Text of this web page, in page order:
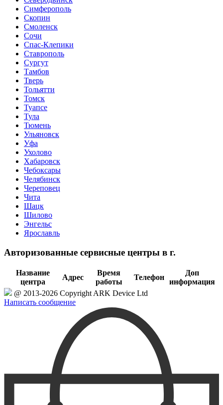
Симферополь
Скопин
Смоленск
Сочи
Спас-Клепики
Ставрополь
Сургут
Тамбов
Тверь
Тольятти
Томск
Туапсе
Тула
Тюмень
Ульяновск
Уфа
Ухолово
Хабаровск
Чебоксары
Челябинск
Череповец
Чита
Шацк
Шилово
Энгельс
Ярославль
Авторизованные сервисные центры в г.
Название
центра
Адрес
Время
работы
Телефон
Доп
информация
@ 2013-2026 Copyright ARK Device Ltd
Написать сообщение